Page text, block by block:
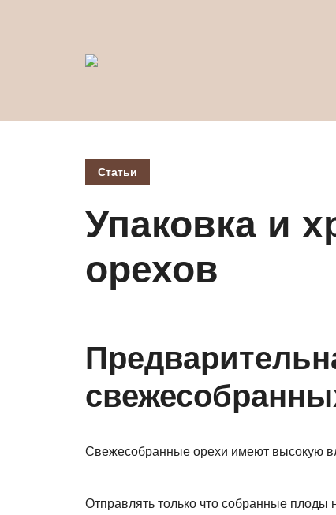
Статьи
Упаковка и
орехов
Свежесобранные орехи имеют высокую
Отправлять только что собранные плоды